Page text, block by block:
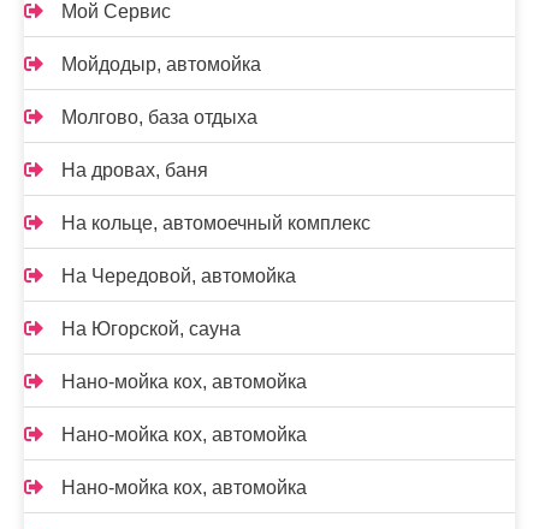
Мой Сервис
Мойдодыр, автомойка
Молгово, база отдыха
На дровах, баня
На кольце, автомоечный комплекс
На Чередовой, автомойка
На Югорской, сауна
Нано-мойка кох, автомойка
Нано-мойка кох, автомойка
Нано-мойка кох, автомойка